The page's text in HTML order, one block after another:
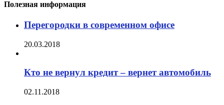
Полезная информация
Перегородки в современном офисе
20.03.2018
Кто не вернул кредит – вернет автомобиль
02.11.2018